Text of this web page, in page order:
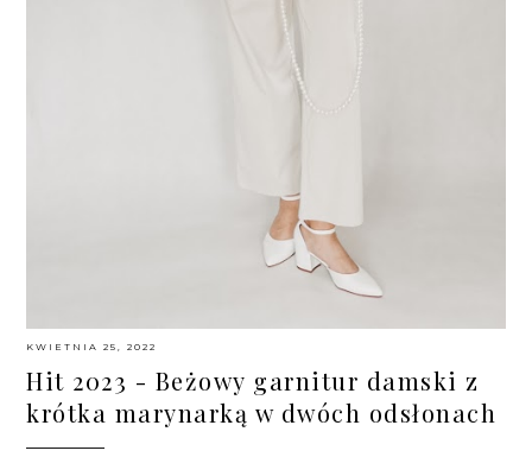
KWIETNIA 25, 2022
Hit 2023 - Beżowy garnitur damski z
krótka marynarką w dwóch odsłonach